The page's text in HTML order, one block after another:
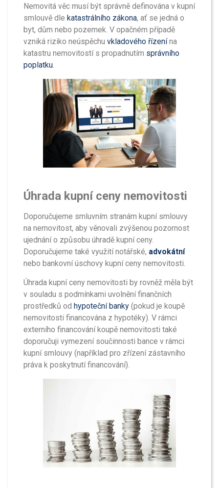
Nemovitá věc musí být správně definována v kupní
smlouvě dle katastrálního zákona, ať se jedná o
byt, dům nebo pozemek. V opačném případě
vzniká riziko neúspěchu vkladového řízenína
katastru nemovitostí s propadnutím správního
poplatku.
Úhrada kupní ceny nemovitosti
Doporučujeme smluvním stranám kupní smlouvy
na nemovitost, aby věnovali zvýšenou pozornost
ujednání o způsobu úhradě kupní ceny.
Doporučujeme také využití notářské, advokátní
nebo bankovní úschovy kupní ceny nemovitosti.
Úhrada kupní ceny nemovitosti by rovněž měla být
v souladu s podmínkami uvolnění finančních
prostředků od hypoteční banky (pokud je koupě
nemovitosti financována z hypotéky). V rámci
externího financování koupě nemovitosti také
doporučuji vymezení součinnosti bance v rámci
kupní smlouvy (například pro zřízení zástavního
práva k poskytnutí financování).